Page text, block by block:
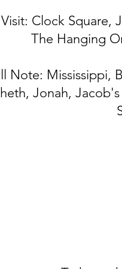
Clock Square,
The Hanging
Note: Mississippi,
Jonah,